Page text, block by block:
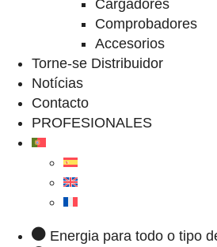
Cargadores
Comprobadores
Accesorios
Torne-se Distribuidor
Notícias
Contacto
PROFESIONALES
Energia para todo o tipo